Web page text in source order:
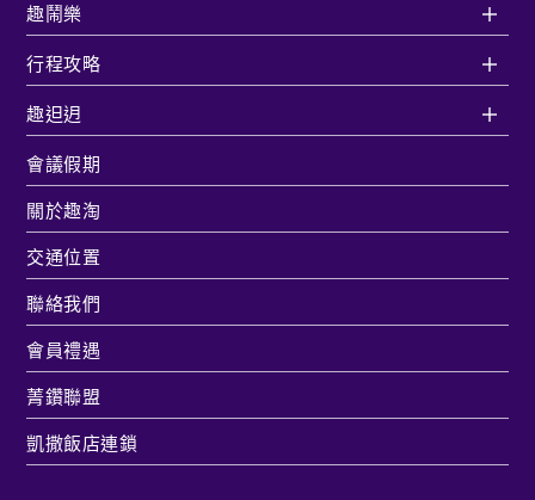
趣鬧樂
行程攻略
趣𨑨迌
會議假期
關於趣淘
交通位置
聯絡我們
會員禮遇
菁鑽聯盟
凱撒飯店連鎖